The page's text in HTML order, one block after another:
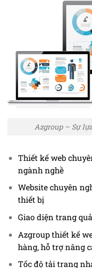
Azgroup – Sự
Thiết kế web
ngành nghề
Website chuyên
thiết bị
Giao diện trang
Azgroup thiết kế
hàng, hỗ trợ nâng
Tốc độ tải trang